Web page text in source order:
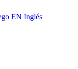
EN Inglés